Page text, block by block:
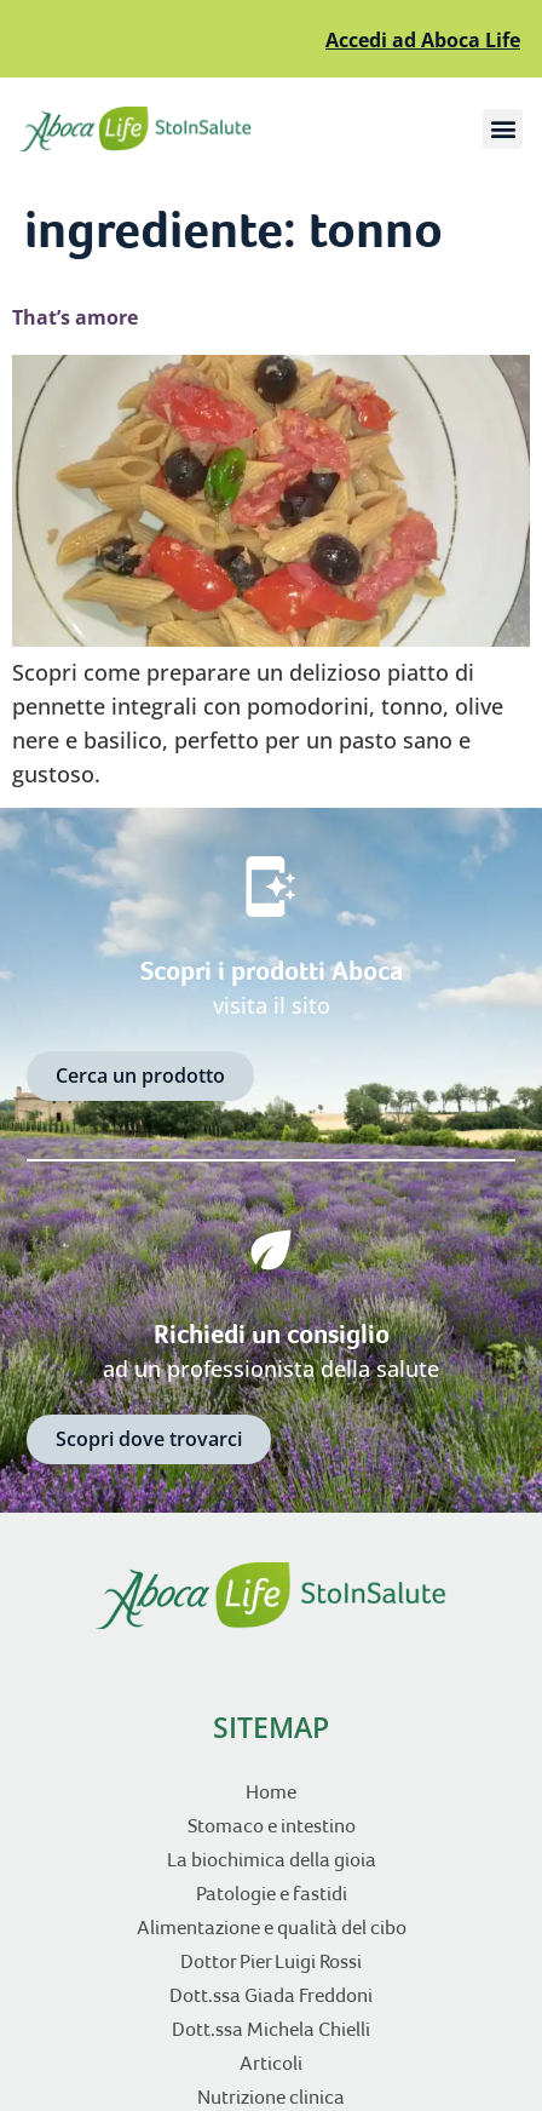
Accedi ad Aboca Life
ingrediente: tonno
That’s amore
Scopri come preparare un delizioso piatto di
pennette integrali con pomodorini, tonno, olive
nere e basilico, perfetto per un pasto sano e
gustoso.
Scopri i prodotti Aboca
visita il sito
Cerca un prodotto
Richiedi un consiglio
ad un professionista della salute
Scopri dove trovarci
SITEMAP
Home
Stomaco e intestino
La biochimica della gioia
Patologie e fastidi
Alimentazione e qualità del cibo
Dottor Pier Luigi Rossi
Dott.ssa Giada Freddoni
Dott.ssa Michela Chielli
Articoli
Nutrizione clinica